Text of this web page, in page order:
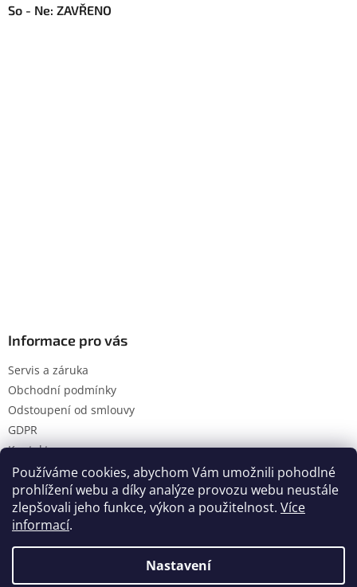
Používáme cookies, abychom Vám umožnili pohodlné
prohlížení webu a díky analýze provozu webu neustále
zlepšovali jeho funkce, výkon a použitelnost. Více
informací.
Nastavení
So - Ne: ZAVŘENO
Informace pro vás
Servis a záruka
Obchodní podmínky
Odstoupení od smlouvy
GDPR
Kontakty
Vytvořil Shoptet
Hanol s.r.o.. Všechna práva vyhrazena.
Upravit nastavení cookies